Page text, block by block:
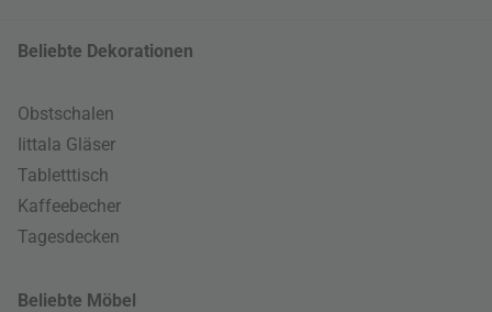
Beliebte Dekorationen
Obstschalen
Iittala Gläser
Tabletttisch
Kaffeebecher
Tagesdecken
Beliebte Möbel